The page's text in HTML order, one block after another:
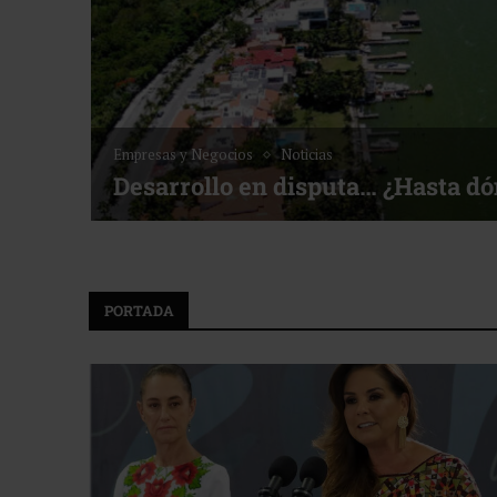
Empresas y Negocios Noticias
Desarrollo en disputa… ¿Hasta
PORTADA